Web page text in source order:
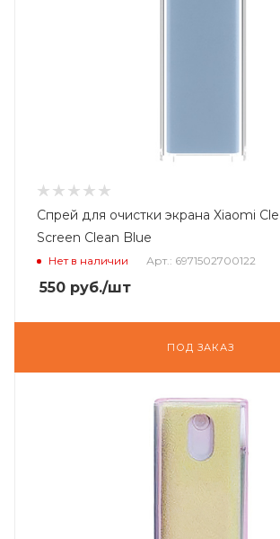
Спрей для очистки экрана Xiaomi
Screen Clean Blue
Нет в наличии Арт.: 6971502700122
550 руб./шт
ПОД ЗАКАЗ